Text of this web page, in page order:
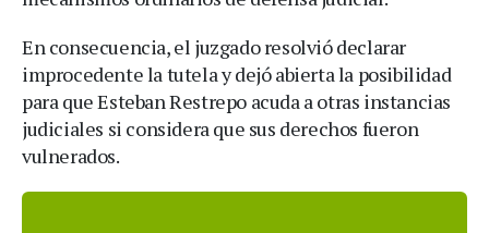
En consecuencia, el juzgado resolvió declarar
improcedente la tutela y dejó abierta la posibilidad
para que Esteban Restrepo acuda a otras instancias
judiciales si considera que sus derechos fueron
vulnerados.